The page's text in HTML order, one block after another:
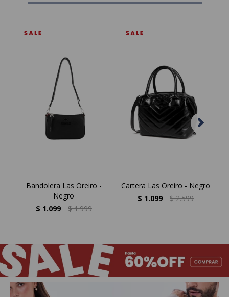
Bandolera Las Oreiro -
Negro
$ 1.099 $ 1.999
Cartera Las Oreiro - Negro
$ 1.099 $ 2.599